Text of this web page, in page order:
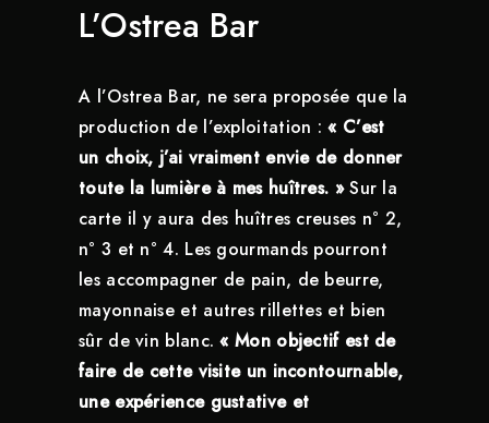
L’Ostrea Bar
A l’Ostrea Bar, ne sera proposée que la
production de l’exploitation :« C’est
un choix, j’ai vraiment envie de donner
toute la lumière à mes huîtres. »Sur la
carte il y aura des huîtres creuses n° 2,
n° 3 et n° 4. Les gourmands pourront
les accompagner de pain, de beurre,
mayonnaise et autres rillettes et bien
sûr de vin blanc.« Mon objectif est de
faire de cette visite un incontournable,
une expérience gustative et